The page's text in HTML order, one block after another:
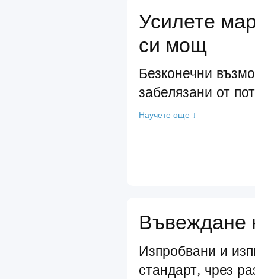
Усилете
си мощ
Безконечни
забелязани от
Научете още ↓
Въвеждане
Изпробвани и
стандарт, чрез